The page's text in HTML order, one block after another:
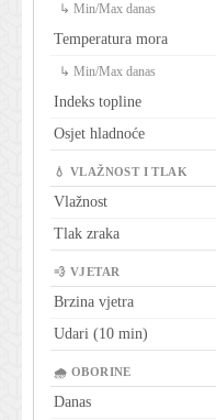
↳ Min/Max danas
Temperatura mora
↳ Min/Max danas
Indeks topline
Osjet hladnoće
💧 VLAŽNOST I TLAK
Vlažnost
Tlak zraka
💨 VJETAR
Brzina vjetra
Udari (10 min)
🌧 OBORINE
Danas